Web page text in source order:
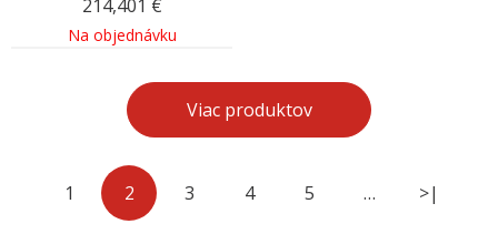
214,401 €
Na objednávku
Viac produktov
1 2 3 4 5 … >|